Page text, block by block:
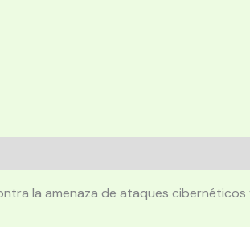
la amenaza de ataques cibernéticos